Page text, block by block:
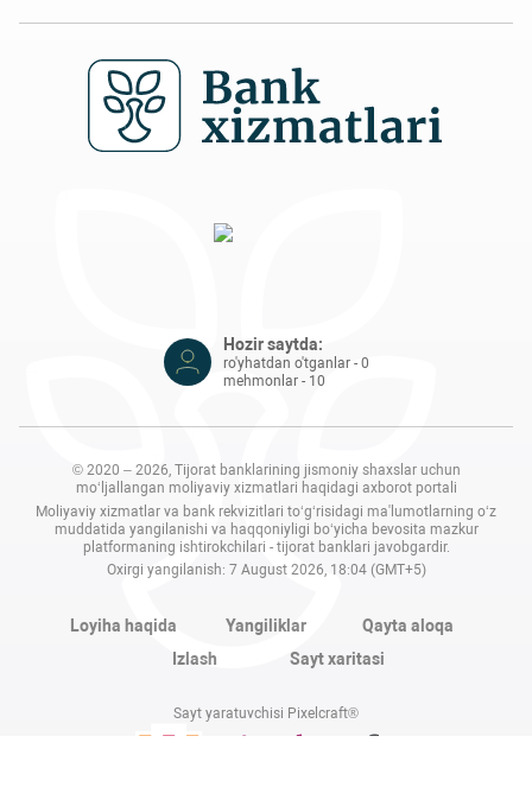
Hozir saytda:
ro'yhatdan o'tganlar - 0
mehmonlar - 10
© 2020 – 2026, Tijorat banklarining jismoniy shaxslar uchun
mo‘ljallangan moliyaviy xizmatlari haqidagi axborot portali
Moliyaviy xizmatlar va bank rekvizitlari to‘g‘risidagi ma'lumotlarning o‘z
muddatida yangilanishi va haqqoniyligi bo‘yicha bevosita mazkur
platformaning ishtirokchilari - tijorat banklari javobgardir.
Oxirgi yangilanish: 7 August 2026, 18:04 (GMT+5)
Loyiha haqida Yangiliklar
Qayta aloqa
Izlash
Sayt xaritasi
Sayt yaratuvchisi Pixelcraft®